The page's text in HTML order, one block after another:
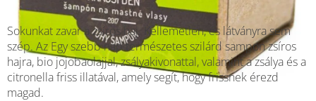
Sokunkat zavar a zsíros haj. Kellemetlen, és látványra sem
szép. Az Egy szebb nap természetes szilárd sampon zsíros
hajra, bio jojobaolajjal, zsályakivonattal, valamint a zsálya és a
citronella friss illatával, amely segít, hogy frissnek érezd
magad.